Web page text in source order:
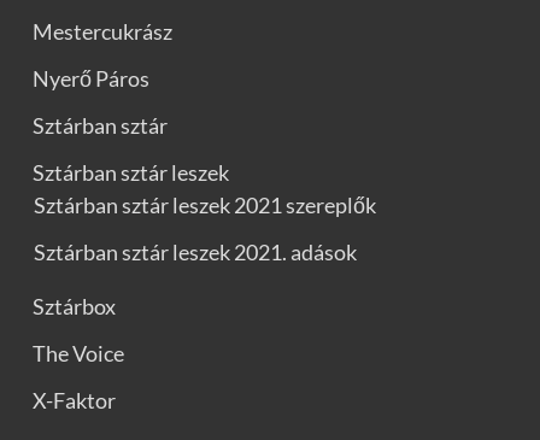
Mestercukrász
Nyerő Páros
Sztárban sztár
Sztárban sztár leszek
Sztárban sztár leszek 2021 szereplők
Sztárban sztár leszek 2021. adások
Sztárbox
The Voice
X-Faktor